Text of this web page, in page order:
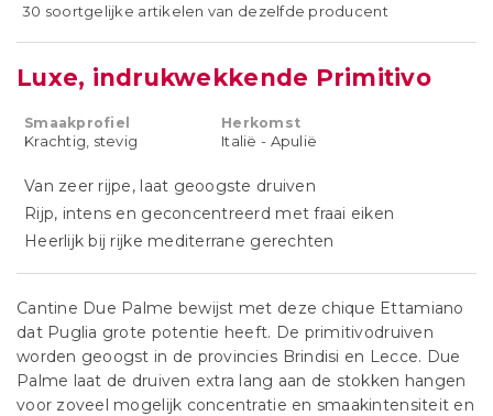
30 soortgelijke artikelen van dezelfde producent
Luxe, indrukwekkende Primitivo
Smaakprofiel
Krachtig, stevig
Herkomst
Italië - Apulië
Van zeer rijpe, laat geoogste druiven
Rijp, intens en geconcentreerd met fraai eiken
Heerlijk bij rijke mediterrane gerechten
Cantine Due Palme bewijst met deze chique Ettamiano
dat Puglia grote potentie heeft. De primitivodruiven
worden geoogst in de provincies Brindisi en Lecce. Due
Palme laat de druiven extra lang aan de stokken hangen
voor zoveel mogelijk concentratie en smaakintensiteit en